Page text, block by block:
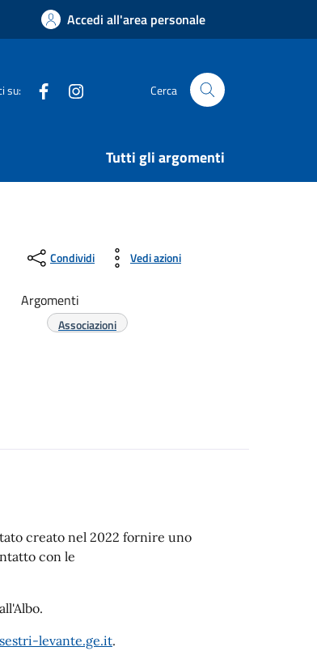
Accedi all'area personale
su: Facebook Cerca
Tutti gli argomenti
Condividi Vedi azioni
Argomenti
Associazioni
creato nel 2022 fornire uno
con le
levante.ge.it.